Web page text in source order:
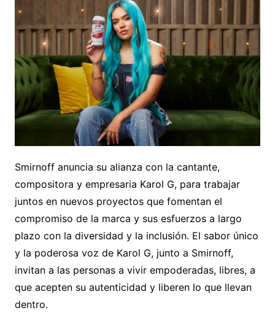
Smirnoff anuncia su alianza con la cantante,
compositora y empresaria Karol G, para trabajar
juntos en nuevos proyectos que fomentan el
compromiso de la marca y sus esfuerzos a largo
plazo con la diversidad y la inclusión. El sabor único
y la poderosa voz de Karol G, junto a Smirnoff,
invitan a las personas a vivir empoderadas, libres, a
que acepten su autenticidad y liberen lo que llevan
dentro.